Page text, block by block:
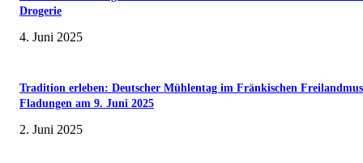
Drogerie
4. Juni 2025
Tradition erleben: Deutscher Mühlentag im Fränkischen
Fladungen am 9. Juni 2025
2. Juni 2025